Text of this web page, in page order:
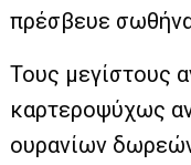
πρέσβευε
Τους μεγίστους
καρτεροψύχως
ουρανίων